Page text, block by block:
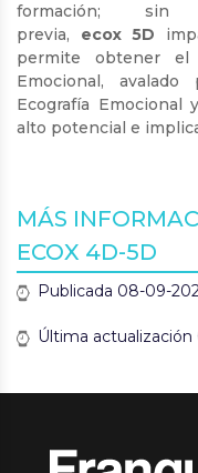
formación; sin
previa, ecox 5D
permite obtener el
Emocional,
Ecografía Emocional
alto potencial e
MÁS
ECOX 4D-5D
Publicada 08-09-
Última actualización